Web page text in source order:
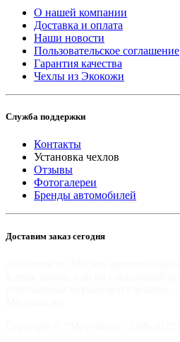
О нашей компании
Доставка и оплата
Наши новости
Пользовательское соглашение
Гарантия качества
Чехлы из Экокожи
Служба поддержки
Контакты
Установка чехлов
Отзывы
Фотогалереи
Бренды автомобилей
Доставим заказ сегодня